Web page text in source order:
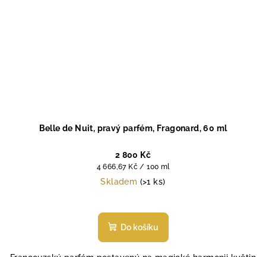
Belle de Nuit, pravý parfém, Fragonard, 60 ml
2 800 Kč
Měrná
cena:
4 666,67 Kč / 100 ml
Skladem (>1 ks)
hodnocení
produktu
Do košíku